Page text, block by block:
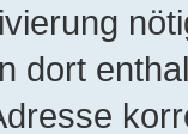
dort